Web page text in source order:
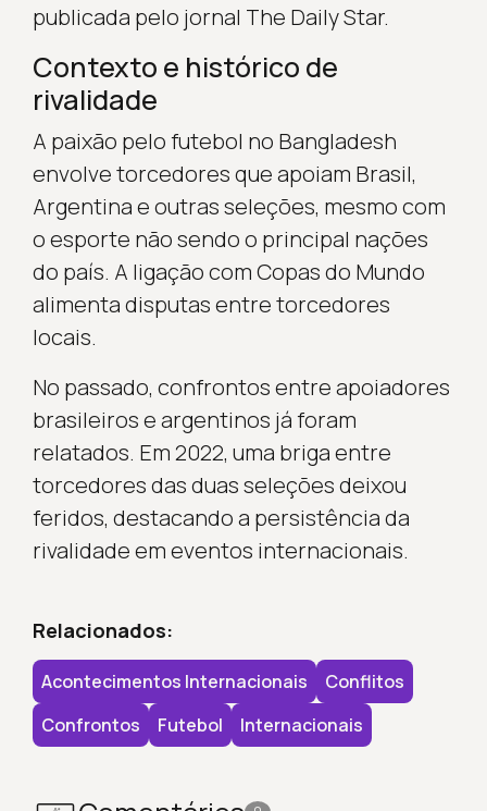
publicada pelo jornal The Daily Star.
Contexto e histórico de
rivalidade
A paixão pelo futebol no Bangladesh
envolve torcedores que apoiam Brasil,
Argentina e outras seleções, mesmo com
o esporte não sendo o principal nações
do país. A ligação com Copas do Mundo
alimenta disputas entre torcedores
locais.
No passado, confrontos entre apoiadores
brasileiros e argentinos já foram
relatados. Em 2022, uma briga entre
torcedores das duas seleções deixou
feridos, destacando a persistência da
rivalidade em eventos internacionais.
Relacionados:
Acontecimentos Internacionais
Conflitos
Confrontos
Futebol Internacionais